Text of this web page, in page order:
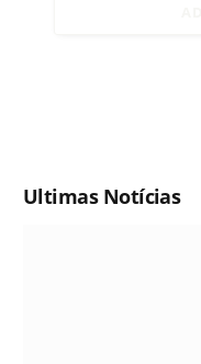
Ultimas Notícias